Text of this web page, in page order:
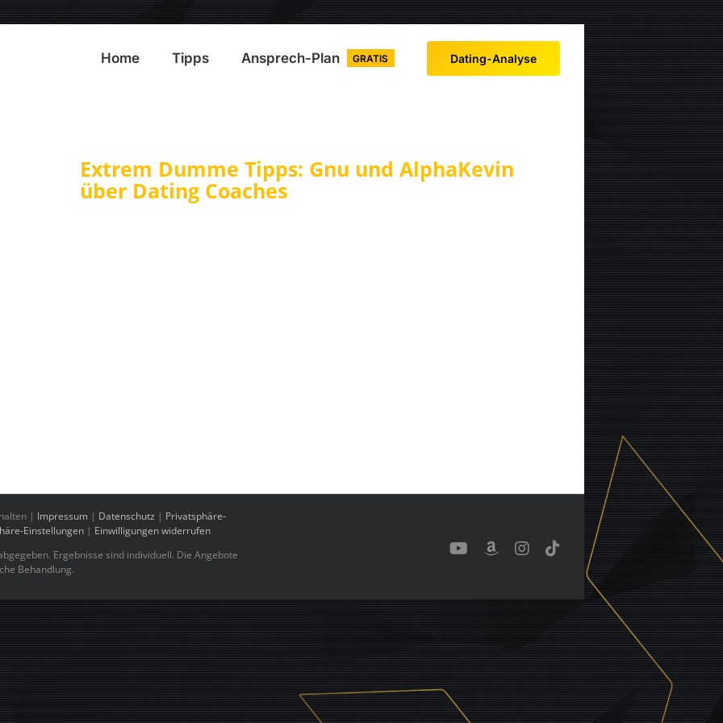
Home Tipps Ansprech-Plan GRATIS Dating-Analyse
Extrem Dumme Tipps: Gnu und AlphaKevin
über Dating Coaches
| Impressum | Datenschutz | Privatsphäre-
Einstellungen | Einwilligungen widerrufen
Ergebnisse sind individuell. Die Angebote
Behandlung.
YouTubeBenutzerdefiniert
Instagram
Tiktok